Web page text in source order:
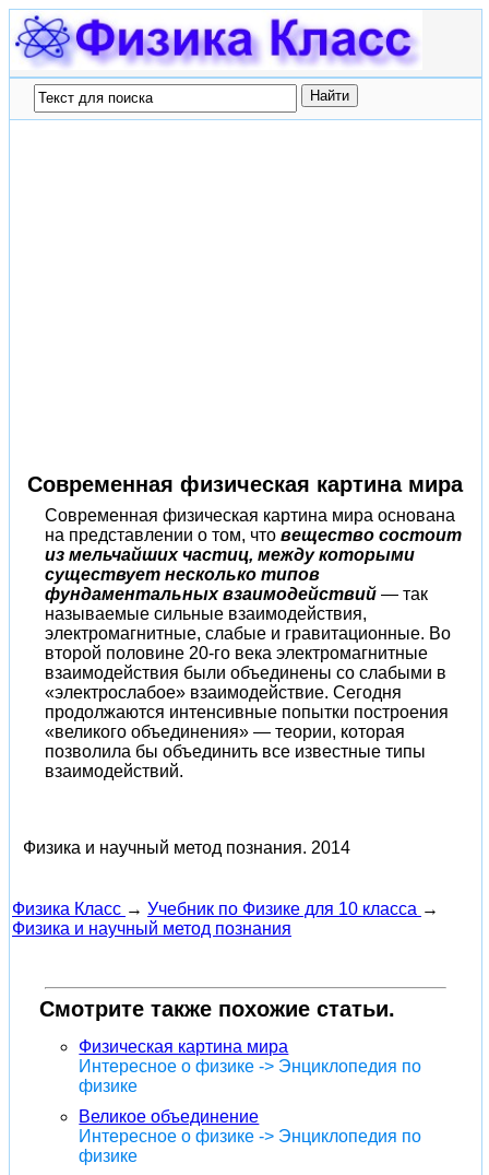
Современная физическая картина мира
Современная физическая картина мира основана
на представлении о том, что вещество состоит
из мельчайших частиц, между которыми
существует несколько типов
фундаментальных взаимодействий — так
называемые сильные взаимодействия,
электромагнитные, слабые и гравитационные. Во
второй половине 20-го века электромагнитные
взаимодействия были объединены со слабыми в
«электрослабое» взаимодействие. Сегодня
продолжаются интенсивные попытки построения
«великого объединения» — теории, которая
позволила бы объединить все известные типы
взаимодействий.
Физика и научный метод познания. 2014
Физика Класс → Учебник по Физике для 10 класса →
Физика и научный метод познания
Смотрите также похожие статьи.
Физическая картина мира
Интересное о физике -> Энциклопедия по
физике
Великое объединение
Интересное о физике -> Энциклопедия по
физике